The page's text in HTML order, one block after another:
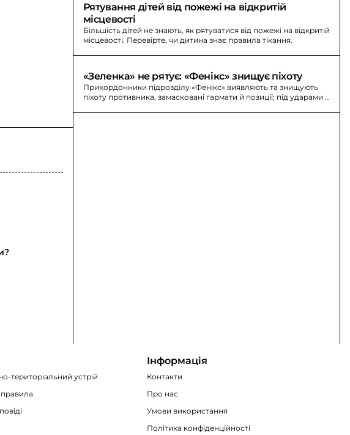
Рятування дітей від пожежі на відкритій
місцевості
Більшість дітей не знають, як рятуватися від пожежі на відкритій
місцевості. Перевірте, чи дитина знає правила тікання.
«Зеленка» не рятує: «Фенікс» знищує піхоту
Прикордонники підрозділу «Фенікс» виявляють та знищують
піхоту противника, замасковані гармати й позиції; під ударами -
територіальний устрій
правила
Інформація
Контакти
Про нас
Умови використання
Політика конфіденційності